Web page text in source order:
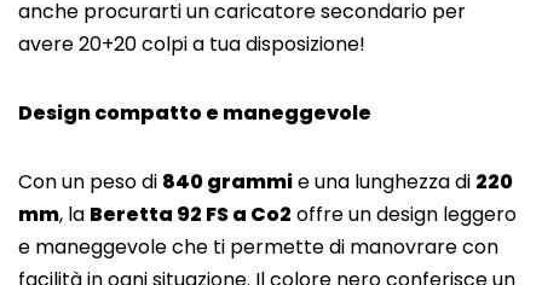
anche procurarti un caricatore secondario per
avere 20+20 colpi a tua disposizione!
Design compatto e maneggevole
Con un peso di 840 grammie una lunghezza di 220
mm, la Beretta 92 FS a Co2 offre un design leggero
e maneggevole che ti permette di manovrare con
facilità in ogni situazione. Il colore nero conferisce un